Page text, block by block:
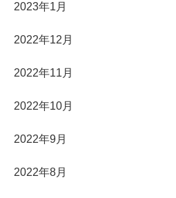
2023年1月
2022年12月
2022年11月
2022年10月
2022年9月
2022年8月